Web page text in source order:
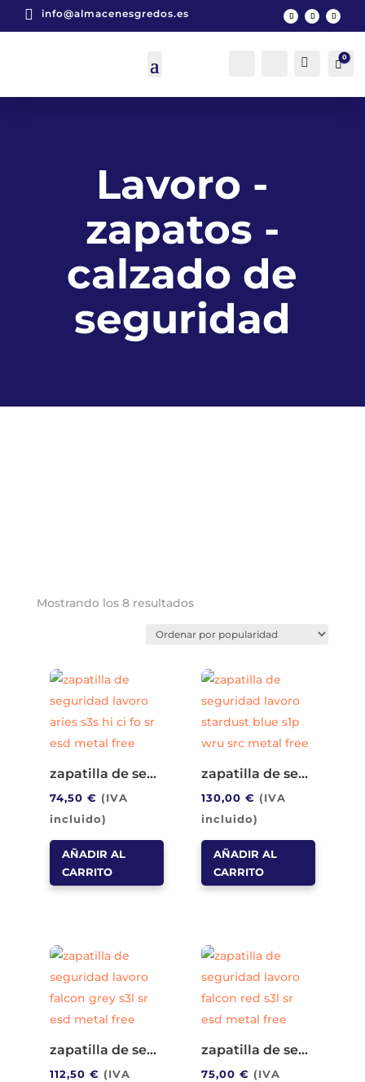
 info@almacenesgredos.es
Buscar 0
Lavoro -
zapatos -
calzado de
seguridad
Mostrando los 8 resultadosOrdenado
popularidad
zapatilla de seguridad lavoro aries s3s hi ci fo sr esd metal free
74,50 € (IVA
incluido)
AÑADIR AL
CARRITO
zapatilla de seguridad lavoro stardust blue s1p wru src metal free
130,00€ (IVA
incluido)
AÑADIR AL
CARRITO
zapatilla de seguridad lavoro falcon grey s3l sr esd metal free
112,50 € (IVA
zapatilla de seguridad lavoro falcon red s3l sr esd metal free
75,00€ (IVA